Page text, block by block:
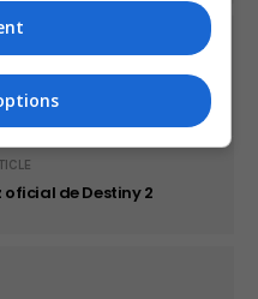
do clássico
de Destiny 2